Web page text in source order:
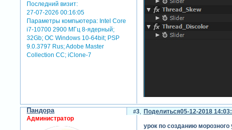
в следующем видеоуроке по
из ёлки, подарков, и
созданную исключительно в
Последний визит:
27-07-2026 00:16:05
Параметры компьютера: Intel Core
i7-10700 2900 МГц 8-ядерный;
32Gb; ОС Windows 10-64bit; PSP
9.0.3797 Rus; Adobe Master
Collection СС; iClone-7
Поделиться
3 05-12-2018
Пандора
Администратор
урок по созданию